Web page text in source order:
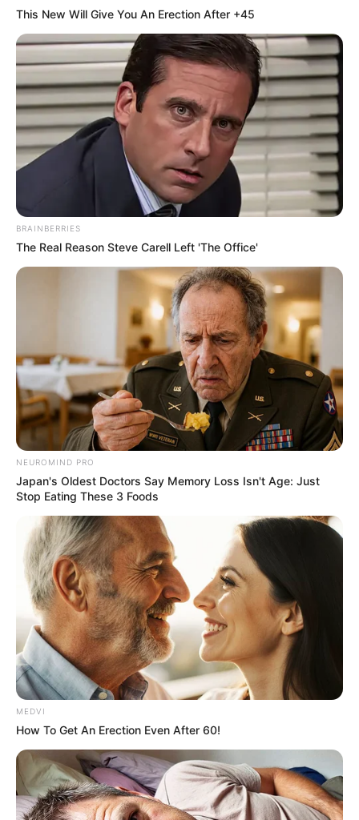
NT Επιμέλεια
Συντακτική Ομάδα
Δημοσίευση
01/07/2026, 12:24 · 12:24 ΜΜ
Τελευταία ενημέρωση
01/07/2026, 12:24 · 12:24 ΜΜ
Κοινοποίησε άρθρο
Προσθήκη τοnewstok.grστην Google
Ανακαλύψτε περισσότερα άρθρα στα αποτελέσματα
Την έντονη αντίδραση του υπουργού
Προστασίας του Πολίτη, Μιχάλη Χρυσοχοΐδη,
προκάλεσαν οι εμπρηστικές επιθέσεις που
σημειώθηκαν τα ξημερώματα στη Θεσσαλονίκη,
με στόχο στελέχη της Νέας Δημοκρατίας.
This New Will Give You An Erection After +45
BRAINBERRIES
The Real Reason Steve Carell Left 'The Office'
NEUROMIND PRO
Japan's Oldest Doctors Say Memory Loss Isn't Age: Just
Stop Eating These 3 Foods
MEDVI
How To Get An Erection Even After 60!